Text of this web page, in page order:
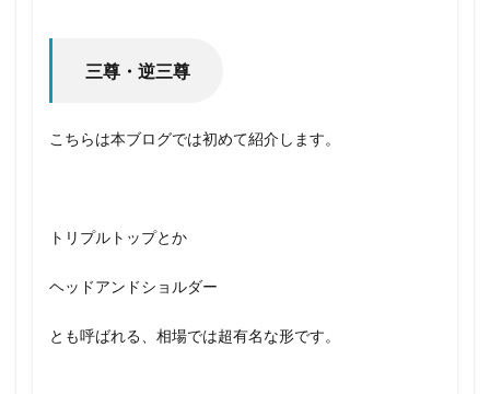
三尊・逆三尊
こちらは本ブログでは初めて紹介します。
トリプルトップとか
ヘッドアンドショルダー
とも呼ばれる、相場では超有名な形です。